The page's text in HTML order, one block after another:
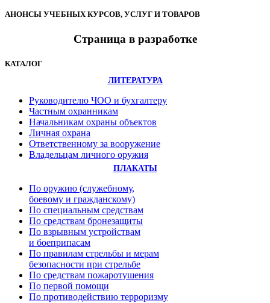
АНОНСЫ УЧЕБНЫХ КУРСОВ, УСЛУГ И ТОВАРОВ
Страница в разработке
КАТАЛОГ
ЛИТЕРАТУРА
Руководителю ЧОО и бухгалтеру
Частным охранникам
Начальникам охраны объектов
Личная охрана
Ответственному за вооружение
Владельцам личного оружия
ПЛАКАТЫ
По оружию (служебному,
боевому и гражданскому)
По специальным средствам
По средствам бронезащиты
По взрывным устройствам
и боеприпасам
По правилам стрельбы и мерам
безопасности при стрельбе
По средствам пожаротушения
По первой помощи
По противодействию терроризму